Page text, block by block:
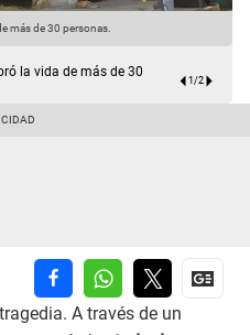
más de 30 personas.
la vida de más de 30
1/2
A través de un